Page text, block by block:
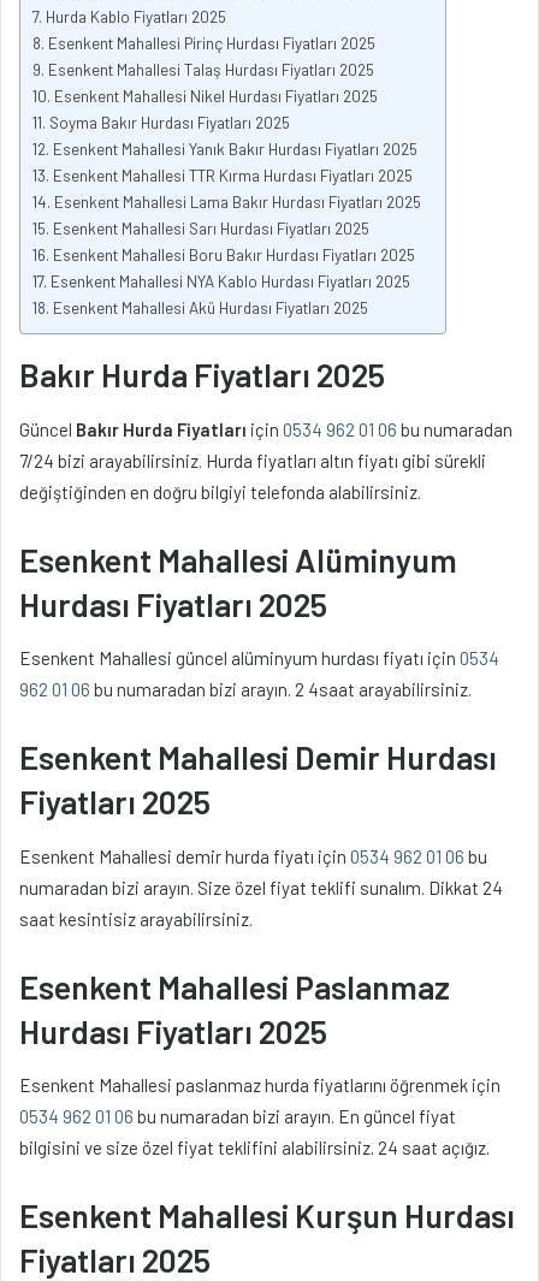
Hurda Kablo Fiyatları 2025
Esenkent Mahallesi Pirinç Hurdası Fiyatları 2025
Esenkent Mahallesi Talaş Hurdası Fiyatları 2025
Esenkent Mahallesi Nikel Hurdası Fiyatları 2025
Soyma Bakır Hurdası Fiyatları 2025
Esenkent Mahallesi Yanık Bakır Hurdası Fiyatları 2025
Esenkent Mahallesi TTR Kırma Hurdası Fiyatları 2025
Esenkent Mahallesi Lama Bakır Hurdası Fiyatları 2025
Esenkent Mahallesi Sarı Hurdası Fiyatları 2025
Esenkent Mahallesi Boru Bakır Hurdası Fiyatları 2025
Esenkent Mahallesi NYA Kablo Hurdası Fiyatları 2025
Esenkent Mahallesi Akü Hurdası Fiyatları 2025
Bakır Hurda Fiyatları 2025
Güncel Bakır Hurda Fiyatları için 0534 962 01 06 bu numaradan
7/24 bizi arayabilirsiniz. Hurda fiyatları altın fiyatı gibi sürekli
değiştiğinden en doğru bilgiyi telefonda alabilirsiniz.
Esenkent Mahallesi Alüminyum
Hurdası Fiyatları 2025
Esenkent Mahallesi güncel alüminyum hurdası fiyatı için 0534
962 01 06 bu numaradan bizi arayın. 2 4saat arayabilirsiniz.
Esenkent Mahallesi Demir Hurdası
Fiyatları 2025
Esenkent Mahallesi demir hurda fiyatı için 0534 962 01 06 bu
numaradan bizi arayın. Size özel fiyat teklifi sunalım. Dikkat 24
saat kesintisiz arayabilirsiniz.
Esenkent Mahallesi Paslanmaz
Hurdası Fiyatları 2025
Esenkent Mahallesi paslanmaz hurda fiyatlarını öğrenmek için
0534 962 01 06 bu numaradan bizi arayın. En güncel fiyat
bilgisini ve size özel fiyat teklifini alabilirsiniz. 24 saat açığız.
Esenkent Mahallesi Kurşun Hurdası
Fiyatları 2025